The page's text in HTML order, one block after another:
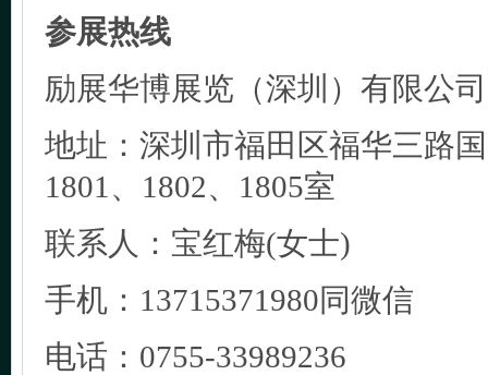
参展热线
励展华博展览（深圳）有限公司
地址：深圳市福田区福华三路
1801、1802、1805室
联系人：宝红梅(女士)
手机：13715371980同微信
电话：0755-33989236